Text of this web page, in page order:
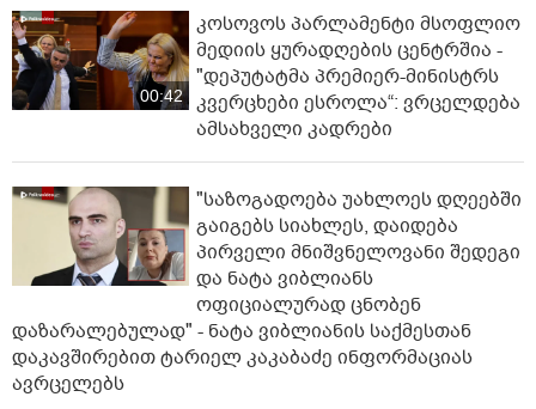
00:42
კოსოვოს პარლამენტი მსოფლიო
მედიის ყურადღების ცენტრშია -
"დეპუტატმა პრემიერ-მინისტრს
კვერცხები ესროლა“: ვრცელდება
ამსახველი კადრები
"საზოგადოება უახლოეს დღეებში
გაიგებს სიახლეს, დაიდება
პირველი მნიშვნელოვანი შედეგი
და ნატა ვიბლიანს
ოფიციალურად ცნობენ
დაზარალებულად" - ნატა ვიბლიანის საქმესთან
დაკავშირებით ტარიელ კაკაბაძე ინფორმაციას
ავრცელებს